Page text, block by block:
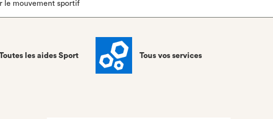
le mouvement sportif
les aides Sport Tous vos services